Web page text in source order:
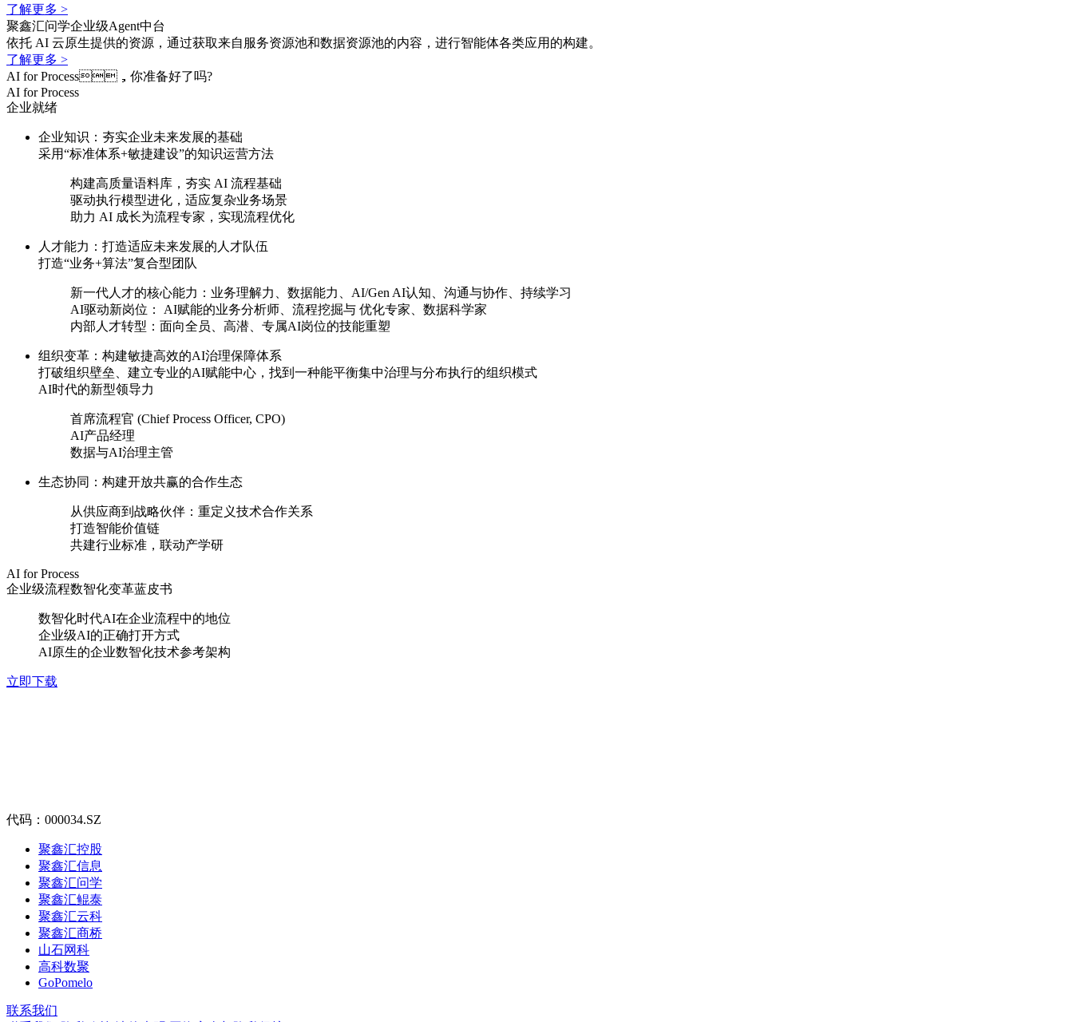
了解更多 >
聚鑫汇问学企业级Agent中台
依托 AI 云原生提供的资源，通过获取来自服务资源池和数据资源池的内容，进行智能体各类应用的构建。
了解更多 >
AI for Process，你准备好了吗?
AI for Process
企业就绪
企业知识：夯实企业未来发展的基础
采用“标准体系+敏捷建设”的知识运营方法
构建高质量语料库，夯实 AI 流程基础
驱动执行模型进化，适应复杂业务场景
助力 AI 成长为流程专家，实现流程优化
人才能力：打造适应未来发展的人才队伍
打造“业务+算法”复合型团队
新一代人才的核心能力：业务理解力、数据能力、AI/Gen AI认知、沟通与协作、持续学习
AI驱动新岗位： AI赋能的业务分析师、流程挖掘与 优化专家、数据科学家
内部人才转型：面向全员、高潜、专属AI岗位的技能重塑
组织变革：构建敏捷高效的AI治理保障体系
打破组织壁垒、建立专业的AI赋能中心，找到一种能平衡集中治理与分布执行的组织模式
AI时代的新型领导力
首席流程官 (Chief Process Officer, CPO)
AI产品经理
数据与AI治理主管
生态协同：构建开放共赢的合作生态
从供应商到战略伙伴：重定义技术合作关系
打造智能价值链
共建行业标准，联动产学研
AI for Process
企业级流程数智化变革蓝皮书
数智化时代AI在企业流程中的地位
企业级AI的正确打开方式
AI原生的企业数智化技术参考架构
立即下载
代码：000034.SZ
聚鑫汇控股
聚鑫汇信息
聚鑫汇问学
聚鑫汇鲲泰
聚鑫汇云科
聚鑫汇商桥
山石网科
高科数聚
GoPomelo
联系我们